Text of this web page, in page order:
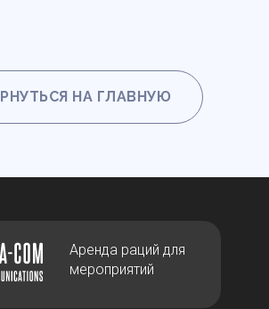
НА ГЛАВНУЮ
Аренда раций для
мероприятий